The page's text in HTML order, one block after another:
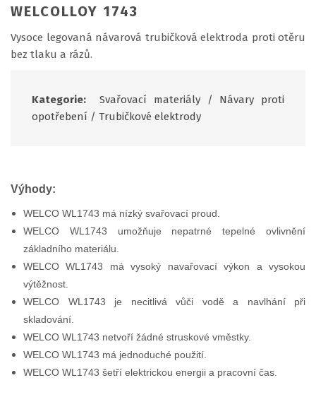
WELCOLLOY 1743
Vysoce legovaná návarová trubičková elektroda proti otěru
bez tlaku a rázů.
Kategorie: Svařovací materiály /
Návary proti
opotřebení / Trubičkové elektrody
Výhody:
WELCO WL1743 má nízký svařovací proud.
WELCO WL1743 umožňuje nepatrné tepelné ovlivnění
základního materiálu.
WELCO WL1743 má vysoký navařovací výkon a vysokou
výtěžnost.
WELCO WL1743 je necitlivá vůči vodě a navlhání při
skladování.
WELCO WL1743 netvoří žádné struskové vměstky.
WELCO WL1743 má jednoduché použití.
WELCO WL1743 šetří elektrickou energii a pracovní čas.